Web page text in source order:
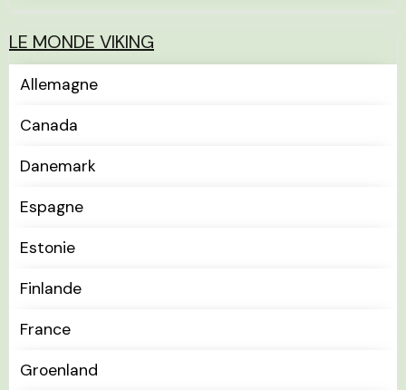
LE MONDE VIKING
Allemagne
Canada
Danemark
Espagne
Estonie
Finlande
France
Groenland